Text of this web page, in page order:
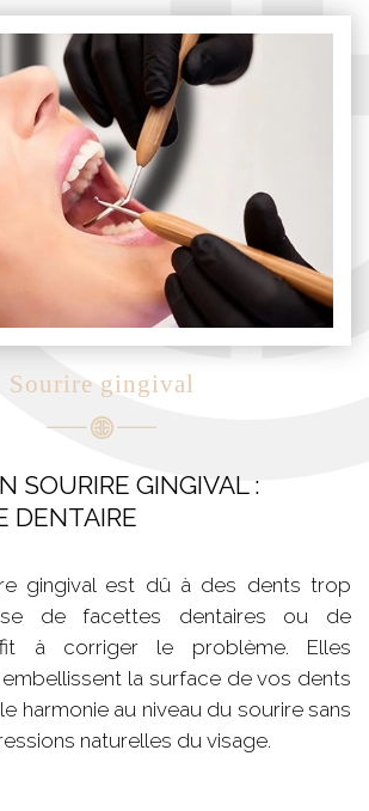
Sourire gingival
SOURIRE GINGIVAL :
DENTAIRE
gingival est dû à des dents trop
de facettes dentaires ou de
à corriger le problème. Elles
la surface de vos dents
harmonie au niveau du sourire sans
naturelles du visage.